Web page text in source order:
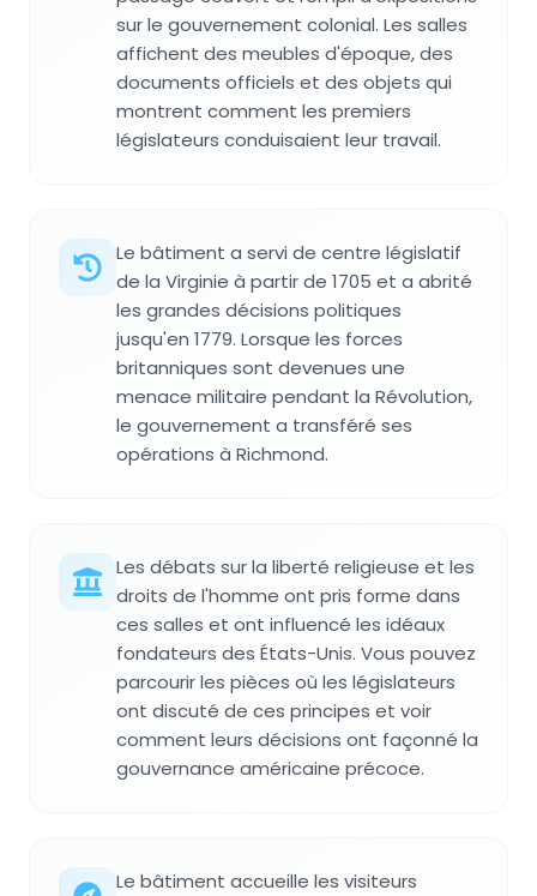
sur le gouvernement colonial. Les salles
affichent des meubles d'époque, des
documents officiels et des objets qui
montrent comment les premiers
législateurs conduisaient leur travail.
Le bâtiment a servi de centre législatif
de la Virginie à partir de 1705 et a abrité
les grandes décisions politiques
jusqu'en 1779. Lorsque les forces
britanniques sont devenues une
menace militaire pendant la Révolution,
le gouvernement a transféré ses
opérations à Richmond.
Les débats sur la liberté religieuse et les
droits de l'homme ont pris forme dans
ces salles et ont influencé les idéaux
fondateurs des États-Unis. Vous pouvez
parcourir les pièces où les législateurs
ont discuté de ces principes et voir
comment leurs décisions ont façonné la
gouvernance américaine précoce.
Le bâtiment accueille les visiteurs